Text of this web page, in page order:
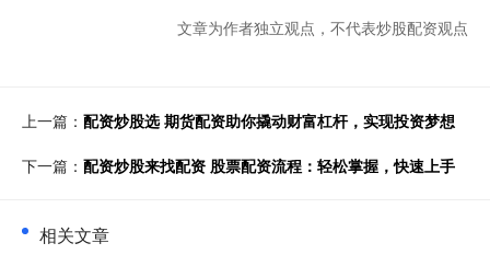
文章为作者独立观点，不代表炒股配资观点
上一篇： 配资炒股选 期货配资助你撬动财富杠杆，实现投资梦想
下一篇： 配资炒股来找配资 股票配资流程：轻松掌握，快速上手
相关文章